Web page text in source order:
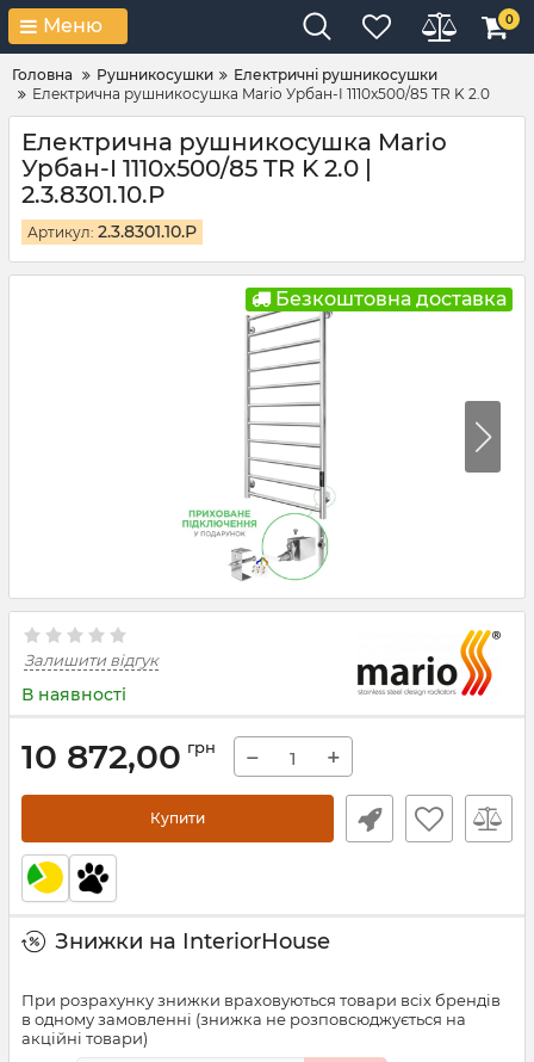
Меню 0
Головна Рушникосушки
Електричні рушникосушки
Електрична рушникосушка Mario Урбан-I 1110x500/85 TR K 2.0
Електрична рушникосушка Mario
Урбан-I 1110x500/85 TR K 2.0 |
2.3.8301.10.Р
Артикул: 2.3.8301.10.Р
Безкоштовна доставка
Залишити відгук
В наявності
10 872,00 грн − +
Купити
Знижки на InteriorHouse
При розрахунку знижки враховуються товари всіх брендів
в одному замовленні (знижка не розповсюджується на
акційні товари)